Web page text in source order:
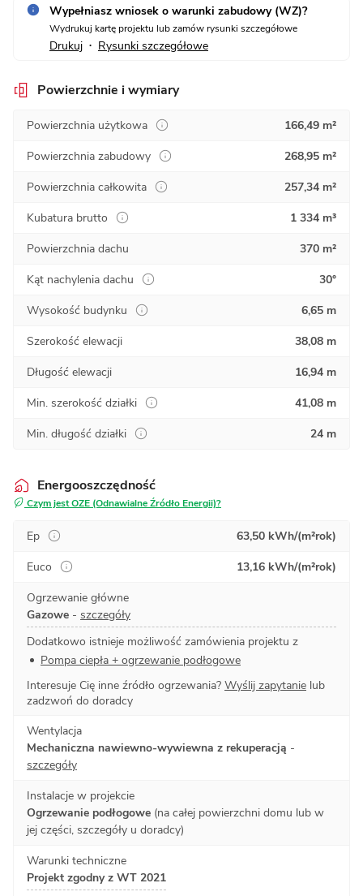
Wypełniasz wniosek o warunki zabudowy (WZ)?
Wydrukuj kartę projektu lub zamów rysunki szczegółowe
Drukuj • Rysunki szczegółowe
Powierzchnie i wymiary
Powierzchnia użytkowa
166,49 m²
Powierzchnia zabudowy
268,95 m²
Powierzchnia całkowita
257,34 m²
Kubatura brutto
1 334 m³
Powierzchnia dachu
370 m²
Kąt nachylenia dachu
30°
Wysokość budynku
6,65 m
Szerokość elewacji
38,08 m
Długość elewacji
16,94 m
Min. szerokość działki
41,08 m
Min. długość działki
24 m
Energooszczędność
Czym jest OZE (Odnawialne Źródło Energii)?
Ep
63,50 kWh/(m²rok)
Euco
13,16 kWh/(m²rok)
Ogrzewanie główne
Gazowe - szczegóły
Dodatkowo istnieje możliwość zamówienia projektu z
Pompa ciepła + ogrzewanie podłogowe
Interesuje Cię inne źródło ogrzewania? Wyślij zapytanie lub
zadzwoń do doradcy
Wentylacja
Mechaniczna nawiewno-wywiewna z rekuperacją -
szczegóły
Instalacje w projekcie
Ogrzewanie podłogowe (na całej powierzchni domu lub w
jej części, szczegóły u doradcy)
Warunki techniczne
Projekt zgodny z WT 2021